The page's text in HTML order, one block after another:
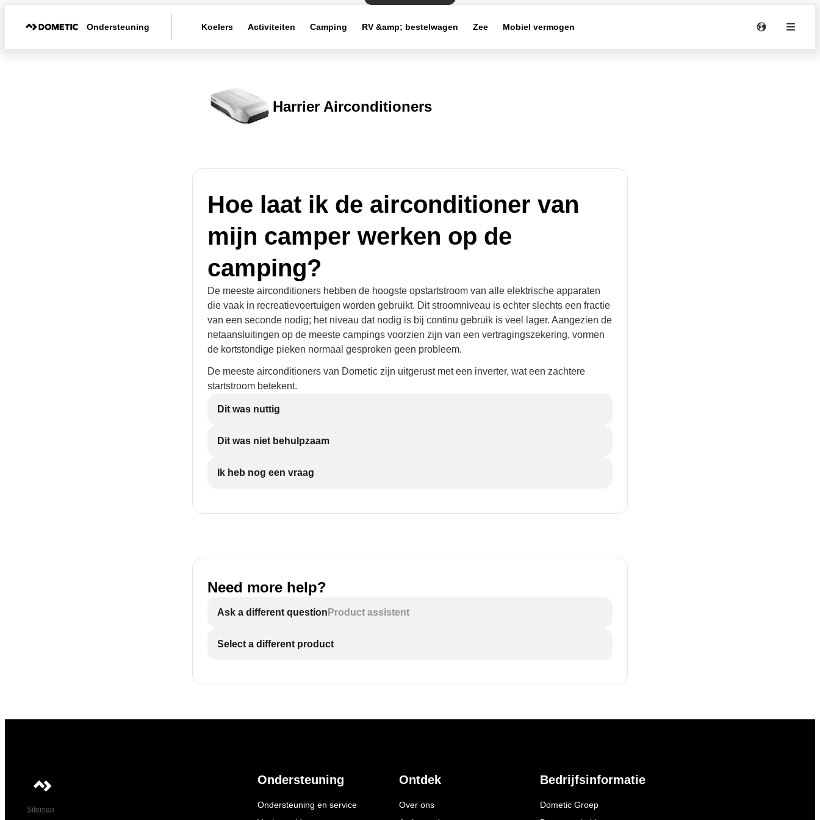
Ondersteuning Koelers Activiteiten Camping RV &amp; bestelwagen Zee Mobiel vermogen
Harrier Airconditioners
Hoe laat ik de airconditioner van
mijn camper werken op de
camping?
De meeste airconditioners hebben de hoogste opstartstroom van alle elektrische apparaten
die vaak in recreatievoertuigen worden gebruikt. Dit stroomniveau is echter slechts een fractie
van een seconde nodig; het niveau dat nodig is bij continu gebruik is veel lager. Aangezien de
netaansluitingen op de meeste campings voorzien zijn van een vertragingszekering, vormen
de kortstondige pieken normaal gesproken geen probleem.
De meeste airconditioners van Dometic zijn uitgerust met een inverter, wat een zachtere
startstroom betekent.
Dit was nuttig
Dit was niet behulpzaam
Ik heb nog een vraag
Need more help?
Ask a different question Product assistent
Select a different product
Sitemap
Ondersteuning
Ondersteuning en service
Ontdek
Over ons
Bedrijfsinformatie
Dometic Groep